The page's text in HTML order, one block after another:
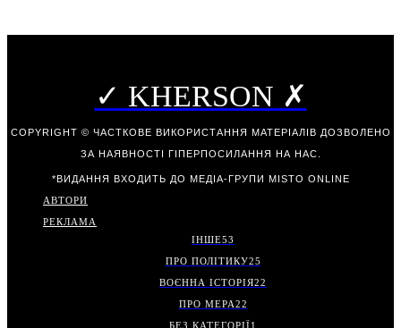
✓ KHERSON ✗
COPYRIGHT © ЧАСТКОВЕ ВИКОРИСТАННЯ МАТЕРІАЛІВ ДОЗВОЛЕНО
ЗА НАЯВНОСТІ ГІПЕРПОСИЛАННЯ НА НАС.
*ВИДАННЯ ВХОДИТЬ ДО МЕДІА-ГРУПИ MISTO ONLINE
АВТОРИ
РЕКЛАМА
ІНШЕ53
ПРО ПОЛІТИКУ25
ВОЄННА ІСТОРІЯ22
ПРО МЕРА22
БЕЗ КАТЕГОРІЇ1